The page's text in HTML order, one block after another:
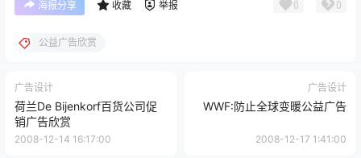
海报分享 收藏 举报 0 0
公益广告欣赏
广告设计
荷兰De Bijenkorf百货公司促
销广告欣赏
2008-12-14 16:17:00
广告设计
WWF:防止全球变暖公益广告
2008-12-17 1:41:00